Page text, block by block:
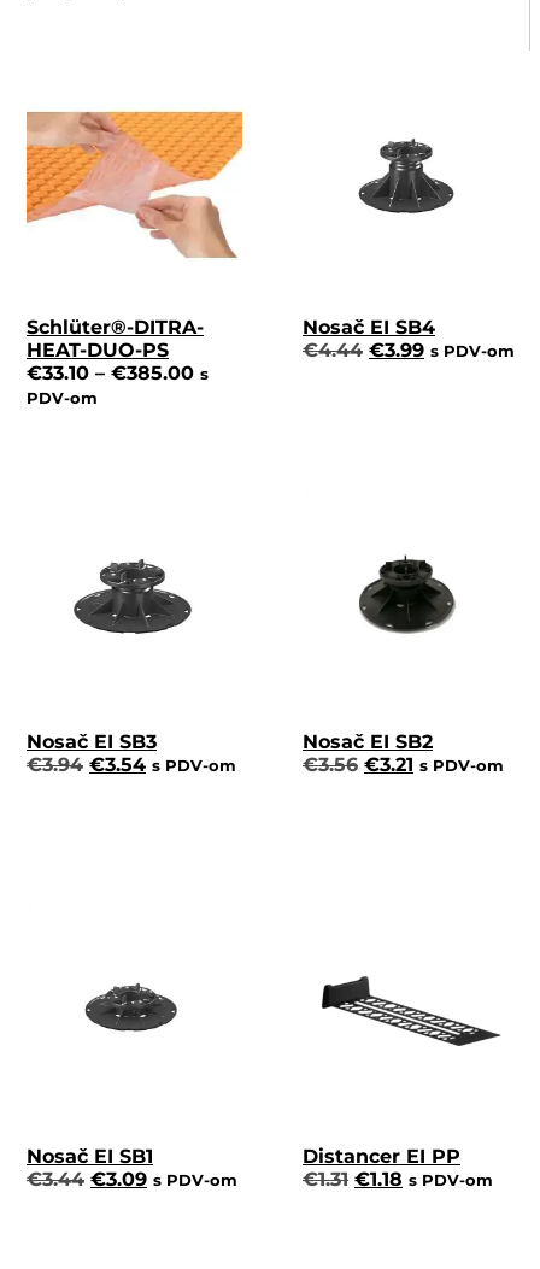
Schlüter®-DITRA-
HEAT-DUO-PS
€33.10 – €385.00 s
PDV-om
Nosač EI SB4
€4.44 €3.99 s PDV-om
Nosač EI SB3
€3.94 €3.54 s PDV-om
Nosač EI SB2
€3.56 €3.21 s PDV-om
Nosač EI SB1
€3.44 €3.09 s PDV-om
Distancer EI PP
€1.31 €1.18 s PDV-om